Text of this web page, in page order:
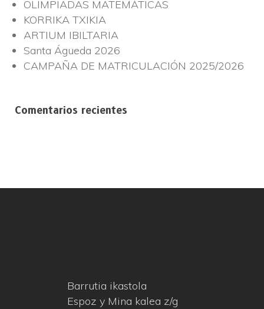
OLIMPIADAS MATEMÁTICAS
KORRIKA TXIKIA
ARTIUM IBILTARIA
Santa Águeda 2026
CAMPAÑA DE MATRICULACIÓN 2025/2026
Comentarios recientes
Barrutia ikastola
Espoz y Mina kalea z/g